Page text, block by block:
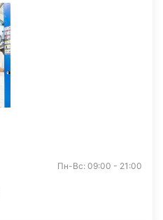
Пн-Вс: 09:00 - 21:00